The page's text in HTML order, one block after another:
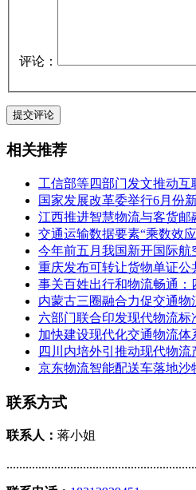
评论：
相关推荐
工信部等四部门发文推动互
国家发展改革委举行6月份
江西推进智慧物流与客货邮
交通运输数据要素“乘数效
今年前五月我国新开国际航
重庆发布可转让货物单证公
事关百姓出行和物流畅通：
内蒙古三圈融合力促交通物
六部门联合印发现代物流标
加快建设现代化交通物流体
四川内培外引推动现代物流
京东物流智能配送车落地沙
联系方式
联系人： 蒋小姐